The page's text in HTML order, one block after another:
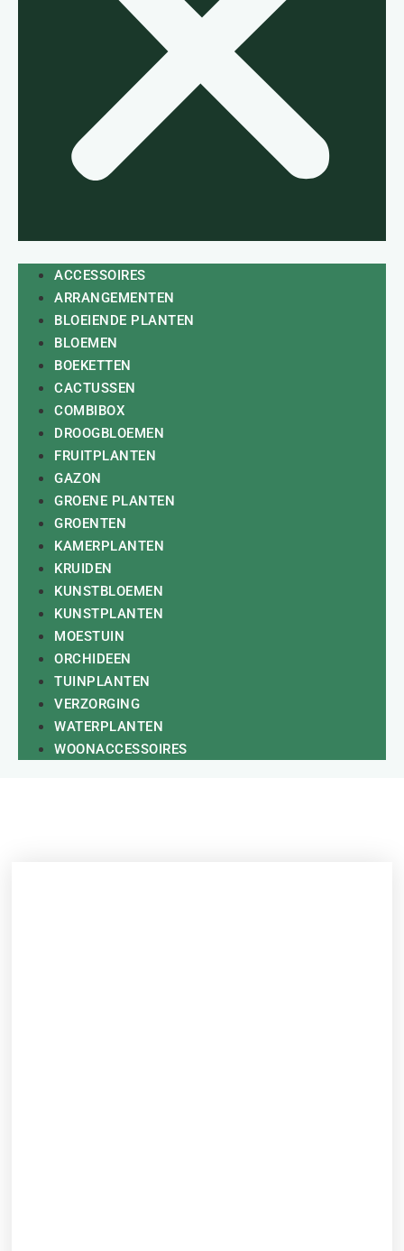
ACCESSOIRES
ARRANGEMENTEN
BLOEIENDE PLANTEN
BLOEMEN
BOEKETTEN
CACTUSSEN
COMBIBOX
DROOGBLOEMEN
FRUITPLANTEN
GAZON
GROENE PLANTEN
GROENTEN
KAMERPLANTEN
KRUIDEN
KUNSTBLOEMEN
KUNSTPLANTEN
MOESTUIN
ORCHIDEEN
TUINPLANTEN
VERZORGING
WATERPLANTEN
WOONACCESSOIRES